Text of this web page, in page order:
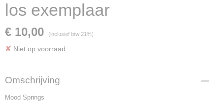
los exemplaar
€ 10,00 (inclusief btw 21%)
✘ Niet op voorraad
Omschrijving
Mood Springs